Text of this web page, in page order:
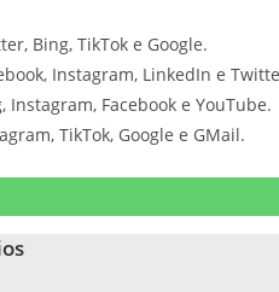
Bing, TikTok e Google.
Instagram, LinkedIn e
Instagram, Facebook e YouTube.
TikTok, Google e GMail.